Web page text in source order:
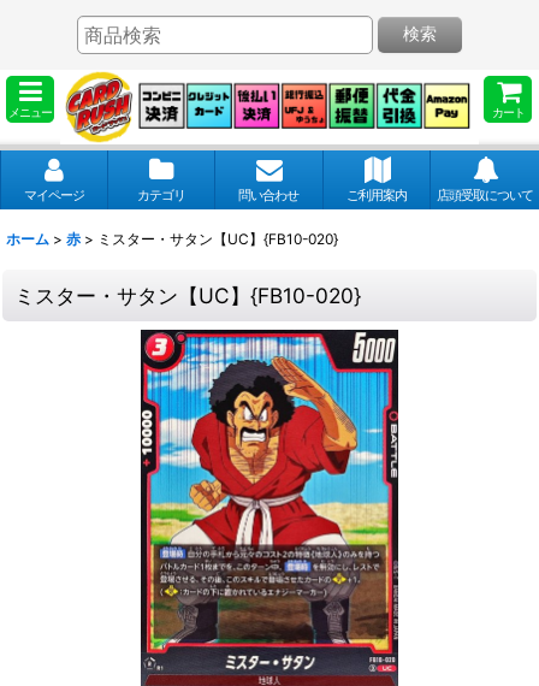
メニュー カート
検索
マイページ カテゴリ 問い合わせ ご利用案内 店頭受取について
ホーム > 赤 > ミスター・サタン【UC】{FB10-020}
ミスター・サタン【UC】{FB10-020}